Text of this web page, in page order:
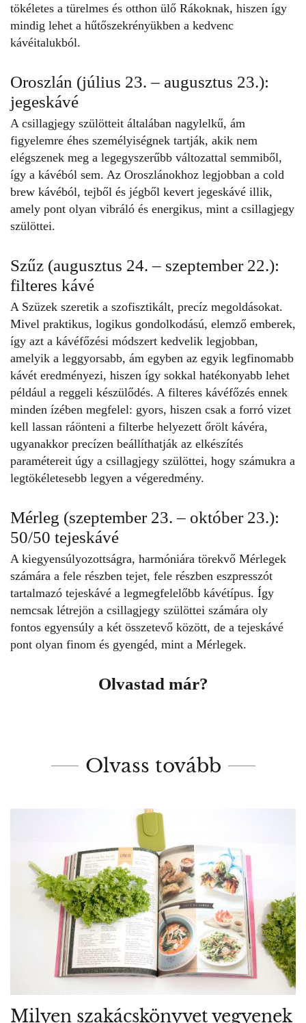
tökéletes a türelmes és otthon ülő Rákoknak, hiszen így
mindig lehet a hűtőszekrényükben a kedvenc
kávéitalukból.
Oroszlán (július 23. – augusztus 23.):
jegeskávé
A csillagjegy szülötteit általában nagylelkű, ám
figyelemre éhes személyiségnek tartják, akik nem
elégszenek meg a legegyszerűbb változattal semmiből,
így a kávéból sem. Az Oroszlánokhoz legjobban a cold
brew kávéból, tejből és jégből kevert jegeskávé illik,
amely pont olyan vibráló és energikus, mint a csillagjegy
szülöttei.
Szűz (augusztus 24. – szeptember 22.):
filteres kávé
A Szüzek szeretik a szofisztikált, precíz megoldásokat.
Mivel praktikus, logikus gondolkodású, elemző emberek,
így azt a kávéfőzési módszert kedvelik legjobban,
amelyik a leggyorsabb, ám egyben az egyik legfinomabb
kávét eredményezi, hiszen így sokkal hatékonyabb lehet
például a reggeli készülődés. A filteres kávéfőzés ennek
minden ízében megfelel: gyors, hiszen csak a forró vizet
kell lassan ráönteni a filterbe helyezett őrölt kávéra,
ugyanakkor precízen beállíthatják az elkészítés
paramétereit úgy a csillagjegy szülöttei, hogy számukra a
legtökéletesebb legyen a végeredmény.
Mérleg (szeptember 23. – október 23.):
50/50 tejeskávé
A kiegyensúlyozottságra, harmóniára törekvő Mérlegek
számára a fele részben tejet, fele részben eszpresszót
tartalmazó tejeskávé a legmegfelelőbb kávétípus. Így
nemcsak létrejön a csillagjegy szülöttei számára oly
fontos egyensúly a két összetevő között, de a tejeskávé
pont olyan finom és gyengéd, mint a Mérlegek.
Olvastad már?
Olvass tovább
Milyen szakácskönyvet vegyenek